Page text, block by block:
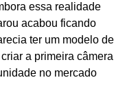
essa realidade
acabou ficando
ter um modelo de
a primeira câmera
no mercado